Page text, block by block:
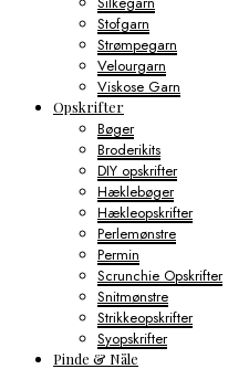
Stofgarn
Strømpegarn
Velourgarn
Viskose Garn
Opskrifter
Bøger
Broderikits
DIY opskrifter
Hæklebøger
Hækleopskrifter
Perlemønstre
Permin
Scrunchie Opskrifter
Snitmønstre
Strikkeopskrifter
Syopskrifter
Pinde & Nåle